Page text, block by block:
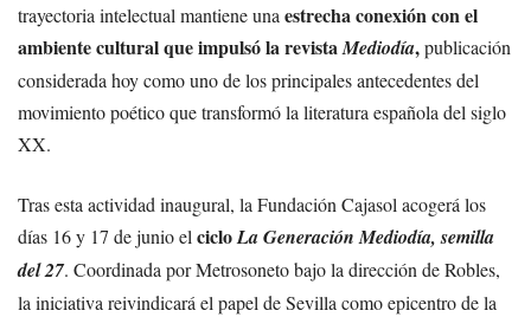
trayectoria intelectual mantiene una estrecha conexión con el
ambiente cultural que impulsó la revistaMediodía,publicación
considerada hoy como uno de los principales antecedentes del
movimiento poético que transformó la literatura española del siglo
XX.
Tras esta actividad inaugural, la Fundación Cajasol acogerá los
días 16 y 17 de junio el cicloLa Generación Mediodía, semilla
del 27. Coordinada por Metrosoneto bajo la dirección de Robles,
la iniciativa reivindicará el papel de Sevilla como epicentro de la